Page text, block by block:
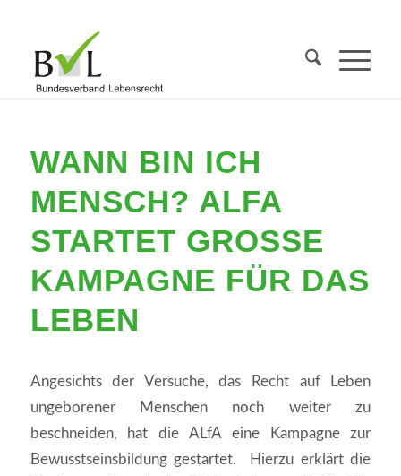
WANN BIN ICH
MENSCH? ALFA
STARTET GROSSE K
AMPAGNE FÜR DAS L
EBEN
Angesichts der Versuche, das Recht auf Leben
ungeborener Menschen noch weiter zu
beschneiden, hat die ALfA eine Kampagne zur
Bewusstseinsbildung gestartet. Hierzu erklärt die